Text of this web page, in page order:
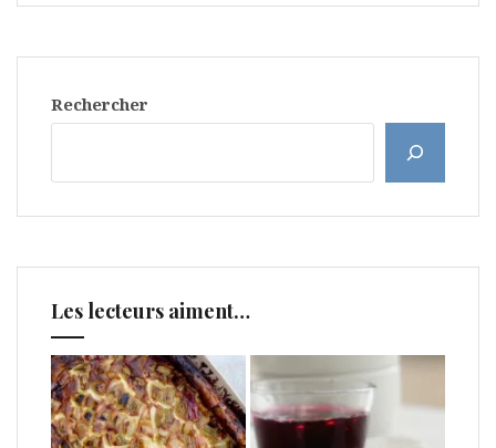
Rechercher
Les lecteurs aiment…